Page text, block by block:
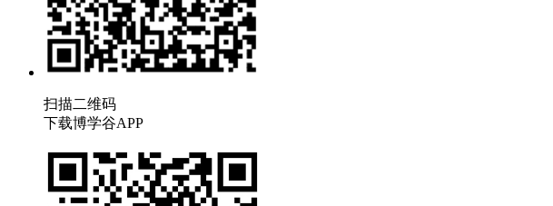
扫描二维码
下载博学谷APP